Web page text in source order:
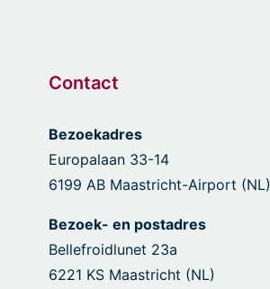
Contact
Bezoekadres
Europalaan 33-14
6199 AB Maastricht-Airport (NL)
Bezoek- en postadres
Bellefroidlunet 23a
6221 KS Maastricht (NL)